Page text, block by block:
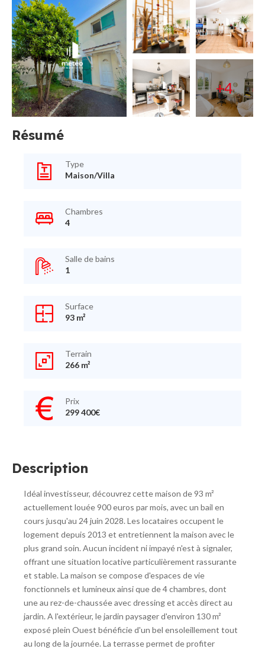
+4
Description
Idéal investisseur, découvrez cette maison de 93 m²
actuellement louée 900 euros par mois, avec un bail en
cours jusqu'au 24 juin 2028. Les locataires occupent le
logement depuis 2013 et entretiennent la maison avec le
plus grand soin. Aucun incident ni impayé n'est à signaler,
offrant une situation locative particulièrement rassurante
et stable. La maison se compose d'espaces de vie
fonctionnels et lumineux ainsi que de 4 chambres, dont
une au rez-de-chaussée avec dressing et accès direct au
jardin. A l'extérieur, le jardin paysager d'environ 130 m²
exposé plein Ouest bénéficie d'un bel ensoleillement tout
au long de la journée. La terrasse permet de profiter
Résumé
Type
Maison/Villa
Chambres
4
Salle de bains
1
Surface
93 m²
Terrain
266 m²
Prix
299 400€